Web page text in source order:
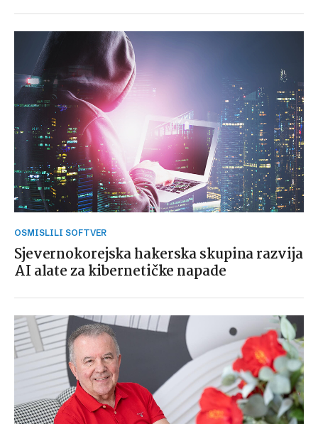
OSMISLILI SOFTVER
Sjevernokorejska hakerska skupina razvija
AI alate za kibernetičke napade